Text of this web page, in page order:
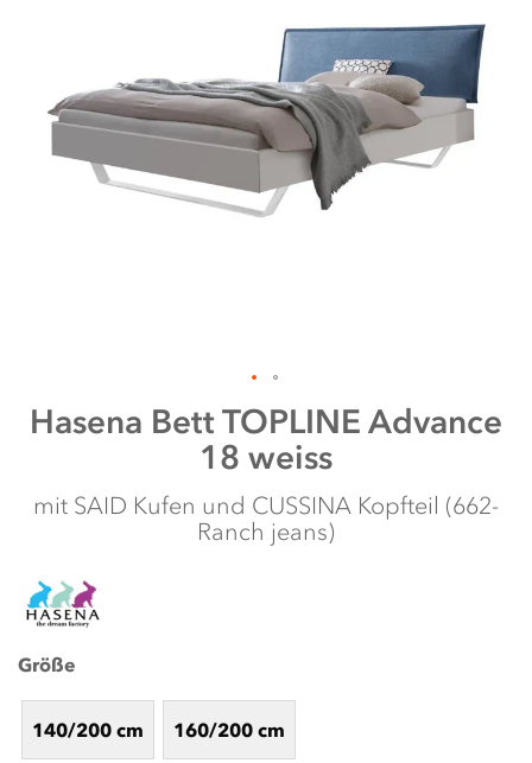
Zum
Anfang
springen
Hasena Bett TOPLINE Advance
18 weiss
mit SAID Kufen und CUSSINA Kopfteil (662-
Ranch jeans)
Größe
140/200 cm 160/200 cm